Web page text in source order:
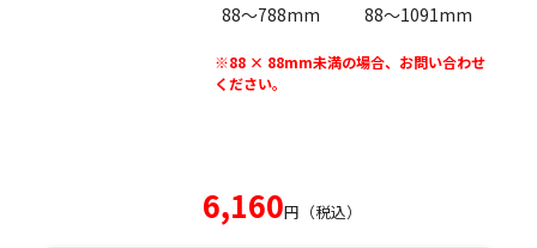
88〜788mm
88〜1091mm
※88 × 88mm未満の場合、お問い合わせ
ください。
6,160円（税込）